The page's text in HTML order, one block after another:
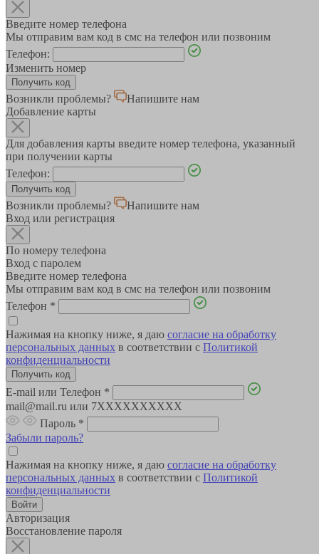
Введите номер телефона
Мы отправим вам код в смс на телефон или позвоним
Телефон:
Изменить номер
Возникли проблемы?
Напишите нам
Добавление карты
Для добавления карты введите номер телефона, указанный
при получении карты
Телефон:
Возникли проблемы?
Напишите нам
Вход или регистрация
По номеру телефона
Вход с паролем
Введите номер телефона
Мы отправим вам код в смс на телефон или позвоним
Телефон *
Нажимая на кнопку ниже, я даю согласие на обработку
персональных данных в соответствии с Политикой
конфиденциальности
E-mail или Телефон *
mail@mail.ru или 7XXXXXXXXXX
Пароль *
Забыли пароль?
Нажимая на кнопку ниже, я даю согласие на обработку
персональных данных в соответствии с Политикой
конфиденциальности
Авторизация
Восстановление пароля